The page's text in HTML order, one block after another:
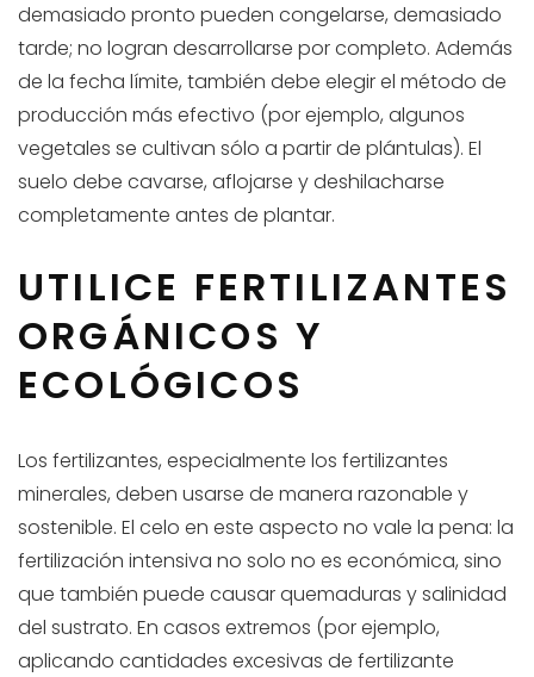
demasiado pronto pueden congelarse, demasiado
tarde; no logran desarrollarse por completo. Además
de la fecha límite, también debe elegir el método de
producción más efectivo (por ejemplo, algunos
vegetales se cultivan sólo a partir de plántulas). El
suelo debe cavarse, aflojarse y deshilacharse
completamente antes de plantar.
UTILICE FERTILIZANTES
ORGÁNICOS Y
ECOLÓGICOS
Los fertilizantes, especialmente los fertilizantes
minerales, deben usarse de manera razonable y
sostenible. El celo en este aspecto no vale la pena: la
fertilización intensiva no solo no es económica, sino
que también puede causar quemaduras y salinidad
del sustrato. En casos extremos (por ejemplo,
aplicando cantidades excesivas de fertilizante